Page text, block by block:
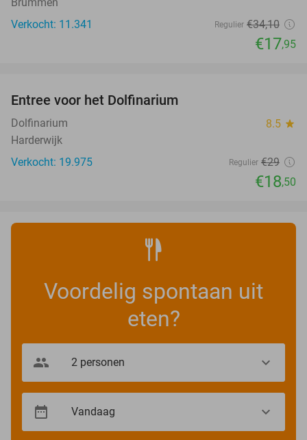
Verkocht: 11.341
Regulier €34,10
€17,95
Entree voor het Dolfinarium
Dolfinarium 8.5 star
Harderwijk
Verkocht: 19.975
Regulier €29
€18,50
Voordelig spontaan uit
eten?